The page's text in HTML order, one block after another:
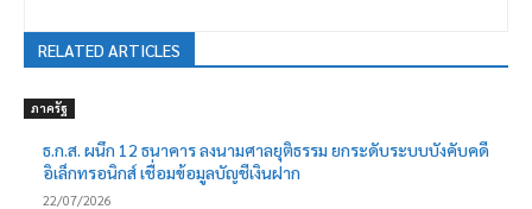
RELATED ARTICLES
ภาครัฐ
ธ.ก.ส. ผนึก 12 ธนาคาร ลงนามศาลยุติธรรม ยกระดับระบบบังคับคดี
อิเล็กทรอนิกส์ เชื่อมข้อมูลบัญชีเงินฝาก
22/07/2026